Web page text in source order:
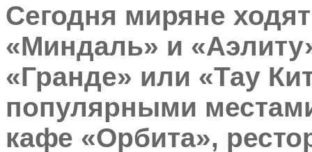
Сегодня миряне
«Миндаль» и
«Гранде» или «Тау
популярными
кафе «Орбита»,